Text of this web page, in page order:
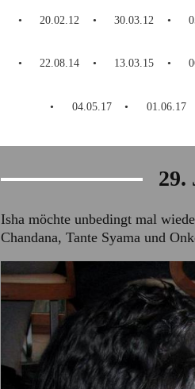
20.02.12 30.03.12
22.08.14 13.03.15
04.05.17 01.06.17
29.
Isha möchte unbedingt mal
Chandana, Tante Syama und